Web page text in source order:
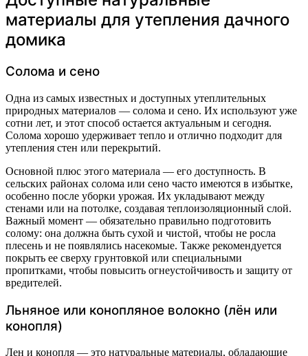
материалы для утепления дачного
домика
Солома и сено
Одна из самых известных и доступных утеплительных
природных материалов — солома и сено. Их используют уже
сотни лет, и этот способ остается актуальным и сегодня.
Солома хорошо удерживает тепло и отлично подходит для
утепления стен или перекрытий.
Основной плюс этого материала — его доступность. В
сельских районах солома или сено часто имеются в избытке,
особенно после уборки урожая. Их укладывают между
стенами или на потолке, создавая теплоизоляционный слой.
Важный момент — обязательно правильно подготовить
солому: она должна быть сухой и чистой, чтобы не росла
плесень и не появлялись насекомые. Также рекомендуется
покрыть ее сверху грунтовкой или специальными
пропитками, чтобы повысить огнеустойчивость и защиту от
вредителей.
Льняное или конопляное волокно (лён или
конопля)
Лен и конопля — это натуральные материалы, обладающие